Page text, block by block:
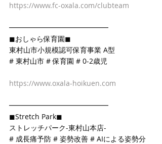
https://www.fc-oxala.com/clubteam
━━━━━━━━━━━━━━
◼おしゃら保育園◼
東村山市小規模認可保育事業 A型
# 東村山市 # 保育園 # 0-2歳児
https://www.oxala-hoikuen.com
━━━━━━━━━━━━━━
◼Stretch Park◼
ストレッチパーク-東村山本店-
# 成長痛予防 # 姿勢改善 # AIによる姿勢分